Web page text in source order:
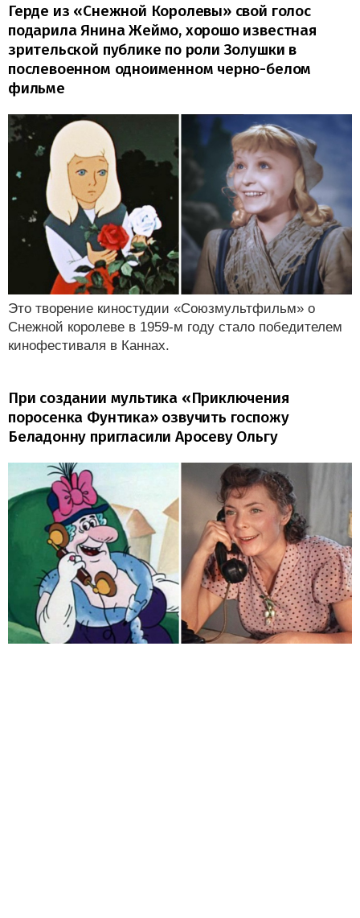
Герде из «Снежной Королевы» свой голос
подарила Янина Жеймо, хорошо известная
зрительской публике по роли Золушки в
послевоенном одноименном черно-белом
фильме
Это творение киностудии «Союзмультфильм» о
Снежной королеве в 1959-м году стало победителем
кинофестиваля в Каннах.
При создании мультика «Приключения
поросенка Фунтика» озвучить госпожу
Беладонну пригласили Аросеву Ольгу